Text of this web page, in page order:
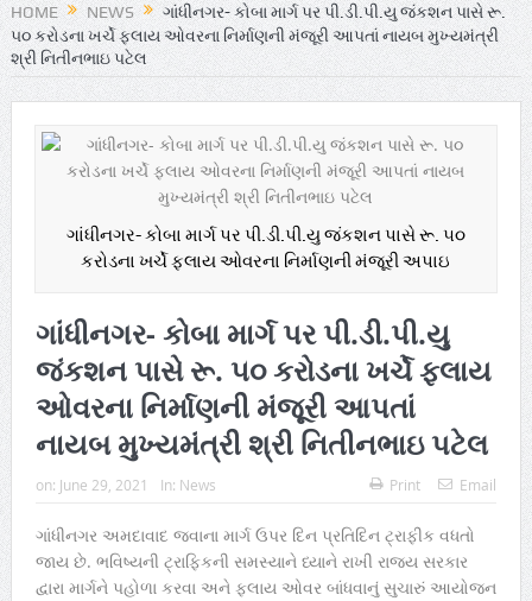
HOME NEWS
ગાંધીનગર- કોબા માર્ગ પર પી.ડી.પી.યુ જંકશન પાસે રૂ.
૫૦ કરોડના ખર્ચે ફલાય ઓવરના નિર્માણની મંજૂરી આપતાં નાયબ મુખ્યમંત્રી
શ્રી નિતીનભાઇ પટેલ
ગાંધીનગર- કોબા માર્ગ પર પી.ડી.પી.યુ જંકશન પાસે રૂ. ૫૦
કરોડના ખર્ચે ફલાય ઓવરના નિર્માણની મંજૂરી અપાઇ
ગાંધીનગર- કોબા માર્ગ પર પી.ડી.પી.યુ
જંકશન પાસે રૂ. ૫૦ કરોડના ખર્ચે ફલાય
ઓવરના નિર્માણની મંજૂરી આપતાં
નાયબ મુખ્યમંત્રી શ્રી નિતીનભાઇ પટેલ
on: June 29, 2021 In: News Print Email
ગાંધીનગર અમદાવાદ જવાના માર્ગ ઉપર દિન પ્રતિદિન ટ્રાફીક વધતો
જાય છે. ભવિષ્યની ટ્રાફિકની સમસ્યાને ધ્યાને રાખી રાજ્ય સરકાર
દ્વારા માર્ગને પહોળા કરવા અને ફ્લાય ઓવર બાંધવાનું સુચારું આયોજન